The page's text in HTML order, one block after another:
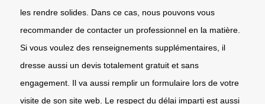
les rendre solides. Dans ce cas, nous pouvons vous
recommander de contacter un professionnel en la matière.
Si vous voulez des renseignements supplémentaires, il
dresse aussi un devis totalement gratuit et sans
engagement. Il va aussi remplir un formulaire lors de votre
visite de son site web. Le respect du délai imparti est aussi